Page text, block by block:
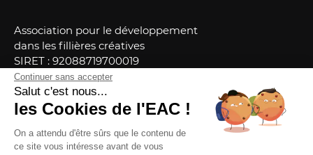
Association pour le développement
dans les fillières créatives
SIRET : 92088719700019
Identification Association : W751255966
NDA : 11757315775
Politique de confidentialité
Conditions générales de vente
Continuer sans accepter
Salut c'est nous...
les Cookies de l'EAC !
On a attendu d'être sûrs que le contenu de
ce site vous intéresse avant de vous